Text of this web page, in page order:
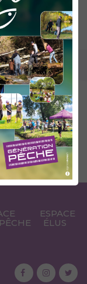
pêcheurs
poissons
ESPACE
ÉLUS